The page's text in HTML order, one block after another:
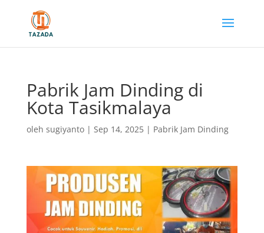
Pabrik Jam Dinding di
Kota Tasikmalaya
oleh sugiyanto| Sep 14, 2025| Pabrik Jam Dinding